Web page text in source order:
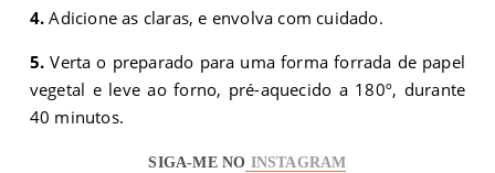
4. Adicione as claras, e envolva com cuidado.
5. Verta o preparado para uma forma forrada de papel
vegetal e leve ao forno, pré-aquecido a 180º, durante
40 minutos.
SIGA-ME NO INSTAGRAM